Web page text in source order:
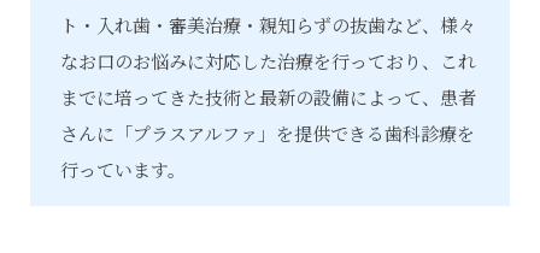
ト・入れ歯・審美治療・親知らずの抜歯など、様々
なお口のお悩みに対応した治療を行っており、これ
までに培ってきた技術と最新の設備によって、患者
さんに「プラスアルファ」を提供できる歯科診療を
行っています。